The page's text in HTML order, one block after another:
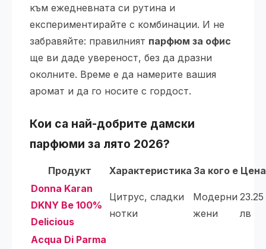
към ежедневната си рутина и
експериментирайте с комбинации. И не
забравяйте: правилният парфюм за офис
ще ви даде увереност, без да дразни
околните. Време е да намерите вашия
аромат и да го носите с гордост.
Кои са най-добрите дамски
парфюми за лято 2026?
Продукт Характеристика За кого е Цена
Donna Karan
DKNY Be 100%
Delicious
Цитрус, сладки
нотки
Модерни
жени
23.25
лв
Acqua Di Parma